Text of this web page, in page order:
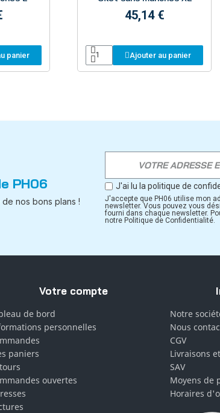
panier
45,14 €
Ajouter au panier
PH06
nos bons plans !
J'ai lu la politique de
J'accepte que PH06 utilise mon
newsletter. Vous pouvez vous
fourni dans chaque newsletter.
notre Politique de Confidentialité.
Votre compte
de bord
personnelles
paniers
ouvertes
Notre
Nous
CGV
Livraisons
SAV
Moyens de
Horaires